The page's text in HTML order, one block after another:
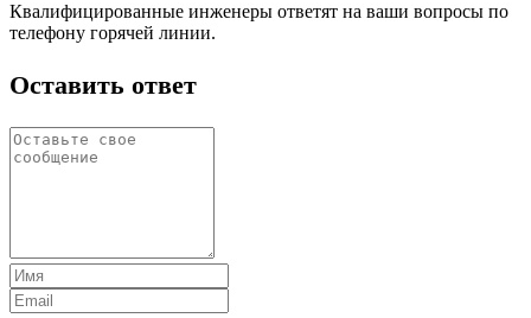
Квалифицированные инженеры ответят на ваши вопросы по
телефону горячей линии.
Оставить ответ